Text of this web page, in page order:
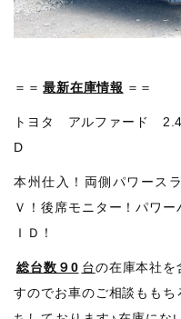
＝＝ 最新在庫情報 ＝＝
トヨタ アルファード
D
本州仕入！両側パワース
Ｖ！後席モニター！パワ
ＩＤ！
総台数９0 台の在庫本社を
すのでお車のご相談もも